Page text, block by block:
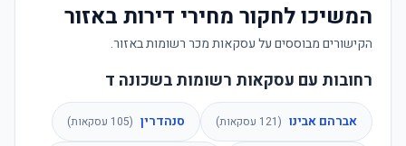
המשיכו לחקור מחירי דירות באזור
הקישורים מבוססים על עסקאות מכר רשומות באזור.
רחובות עם עסקאות רשומות בשכונה ד
אברהם אבינו (
121 עסקאות) סנהדרין (
105 עסקאות)